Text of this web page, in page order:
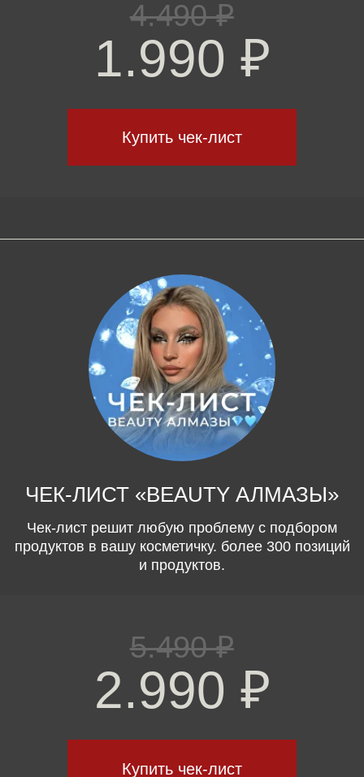
5.490 ₽
2.990 ₽
Купить чек-лист
МК – «ANTI NUDE»
Полноценные 4 урока от Кристины, выполненные
на моделях, чтобы визажисты могли перенять все
фишки Крис. Уроки в записи.